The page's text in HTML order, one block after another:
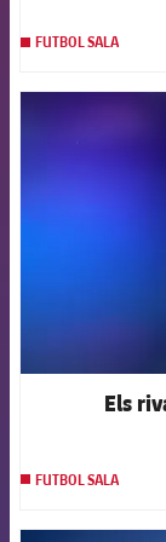
FUTBOL SALA
Els
FUTBOL SALA